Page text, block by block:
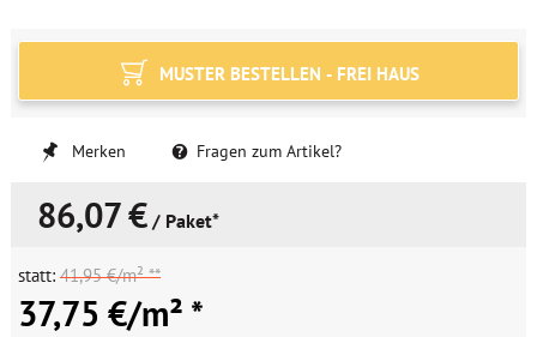
MUSTER BESTELLEN - FREI HAUS
Merken Fragen zum Artikel?
86,07 € / Paket*
statt: 41,95 €/m² **
37,75 €/m² *